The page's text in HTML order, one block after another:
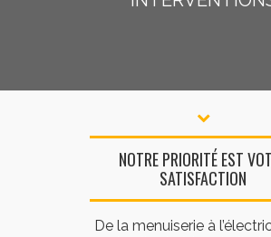
NOTRE PRIORITÉ EST
SATISFACTION
De la menuiserie à